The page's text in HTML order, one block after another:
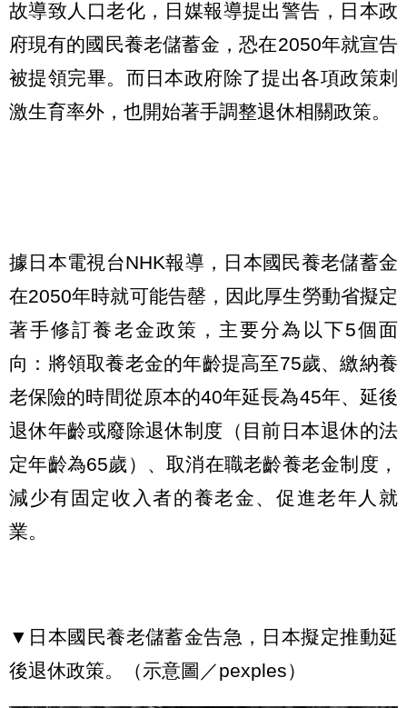
故導致人口老化，日媒報導提出警告，日本政
府現有的國民養老儲蓄金，恐在2050年就宣告
被提領完畢。而日本政府除了提出各項政策刺
激生育率外，也開始著手調整退休相關政策。
據日本電視台NHK報導，日本國民養老儲蓄金
在2050年時就可能告罄，因此厚生勞動省擬定
著手修訂養老金政策，主要分為以下5個面
向：將領取養老金的年齡提高至75歲、繳納養
老保險的時間從原本的40年延長為45年、延後
退休年齡或廢除退休制度（目前日本退休的法
定年齡為65歲）、取消在職老齡養老金制度，
減少有固定收入者的養老金、促進老年人就
業。
▼日本國民養老儲蓄金告急，日本擬定推動延
後退休政策。（示意圖／pexples）